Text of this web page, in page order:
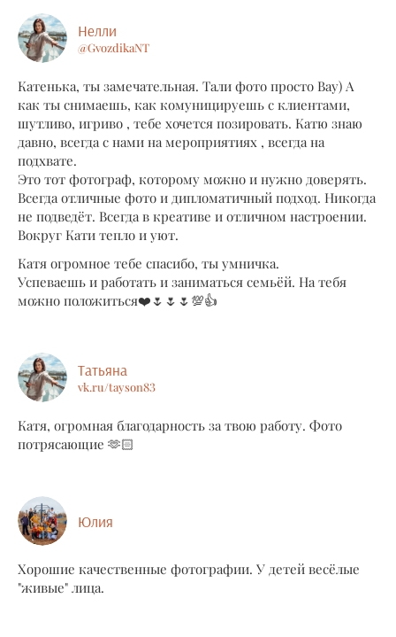
Нелли
@GvozdikaNT
Катенька, ты замечательная. Тали фото просто Вау) А
как ты снимаешь, как комуницируешь с клиентами,
шутливо, игриво , тебе хочется позировать. Катю знаю
давно, всегда с нами на мероприятиях , всегда на
подхвате.
Это тот фотограф, которому можно и нужно доверять.
Всегда отличные фото и дипломатичный подход. Никогда
не подведёт. Всегда в креативе и отличном настроении.
Вокруг Кати тепло и уют.
Катя огромное тебе спасибо, ты умничка.
Успеваешь и работать и заниматься семьёй. На тебя
можно положиться❤️🌷🌷🌷💯👍
Татьяна
vk.ru/tayson83
Катя, огромная благодарность за твою работу. Фото
потрясающие 🫶🏻
Юлия
Хорошие качественные фотографии. У детей весёлые
"живые" лица.